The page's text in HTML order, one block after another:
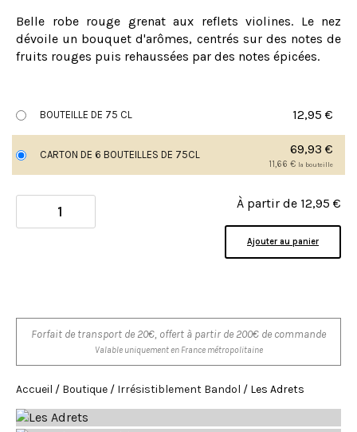
Belle robe rouge grenat aux reflets violines. Le nez
dévoile un bouquet d'arômes, centrés sur des notes de
fruits rouges puis rehaussées par des notes épicées.
BOUTEILLE DE 75 CL 12,95 €
CARTON DE 6 BOUTEILLES DE 75CL 69,93 €
11,66 € la bouteille
À partir de 12,95 €
Ajouter au panier
Forfait de transport de 20€, offert à partir de 200€ de commande
Valable uniquement en France métropolitaine
Accueil / Boutique / Irrésistiblement Bandol / Les Adrets